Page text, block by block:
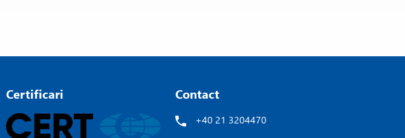
Contact
+40 21 3204470
Certificari